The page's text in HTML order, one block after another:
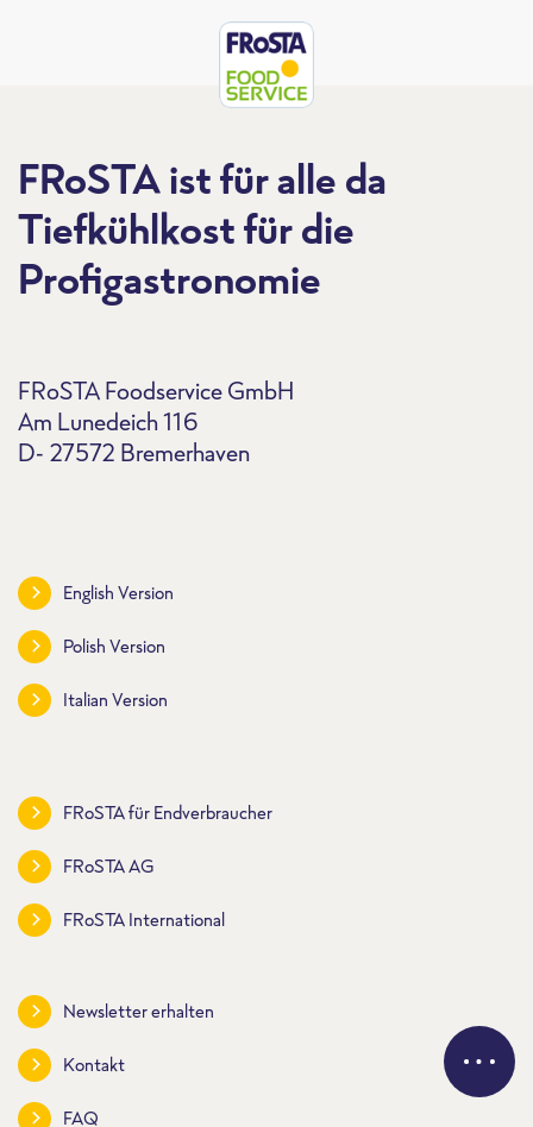
FRoSTA ist für alle da
Tiefkühlkost für die
Profigastronomie
FRoSTA Foodservice GmbH
Am Lunedeich 116
D- 27572 Bremerhaven
English Version
Polish Version
Italian Version
FRoSTA für Endverbraucher
FRoSTA AG
FRoSTA International
Newsletter erhalten
Kontakt
FAQ